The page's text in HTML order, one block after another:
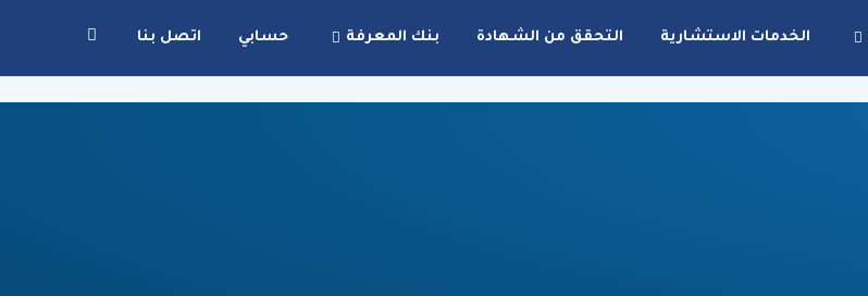
الخدمات الاستشارية التحقق من الشهادة بنك المعرفة حسابي اتصل بنا